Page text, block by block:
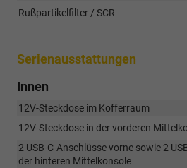
Rußpartikelfilter / SCR
Serienausstattungen
Innen
12V-Steckdose im Kofferraum
12V-Steckdose in der vorderen
2 USB-C-Anschlüsse vorne sowie 2
der hinteren Mittelkonsole